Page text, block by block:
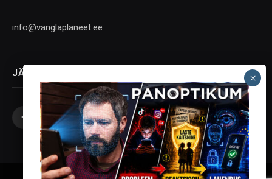
info@vanglaplaneet.ee
JÄLGI SOTSIAALMEEDIAS
Facebook
X
(Twitter)
InstagramYouTubeTelegram